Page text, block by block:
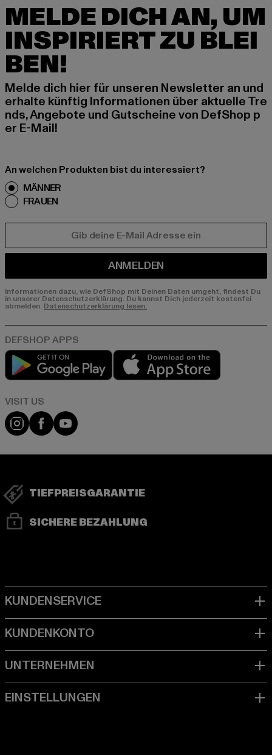
MELDE DICH AN, UM
INSPIRIERT ZU BLEI
BEN!
Melde dich hier für unseren Newsletter an und
erhalte künftig Informationen über aktuelle Tre
nds, Angebote und Gutscheine von DefShop p
er E-Mail!
An welchen Produkten bist du interessiert?
MÄNNER
FRAUEN
ANMELDEN
Informationen dazu, wie DefShop mit Deinen Daten umgeht, findest Du
in unserer Datenschutzerklärung. Du kannst Dich jederzeit kostenfei
abmelden. Datenschutzerklärung lesen.
Play market
Visit our Instagram page:
Visit our Facebook page:
Visit our YouTube channel:
TIEFPREISGARANTIE
SICHERE BEZAHLUNG